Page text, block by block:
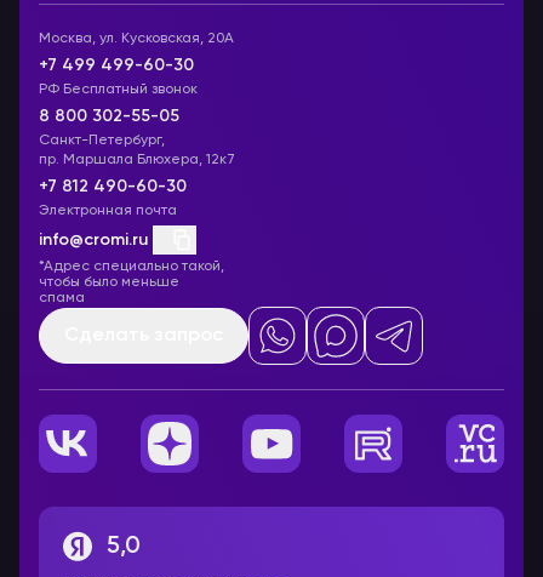
Москва, ул. Кусковская, 20А
+7 499 499-60-30
РФ Бесплатный звонок
8 800 302-55-05
Санкт-Петербург,
пр. Маршала Блюхера, 12к7
+7 812 490-60-30
Электронная почта
info@cromi.ru
*Адрес специально такой,
чтобы было меньше
спама
5,0